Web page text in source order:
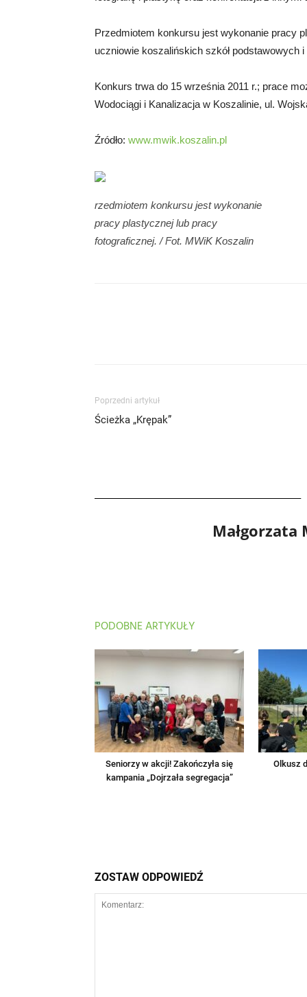
Przedmiotem konkursu jest wykonanie pracy
uczniowie koszalińskich szkół podstawowych
Konkurs trwa do 15 września 2011 r.; prace
Wodociągi i Kanalizacja w Koszalinie, ul.
Źródło: www.mwik.koszalin.pl
rzedmiotem konkursu jest wykonanie
pracy plastycznej lub pracy
fotograficznej. / Fot. MWiK Koszalin
Poprzedni artykuł
Ścieżka „Krępak”
Małgorzata
PODOBNE ARTYKUŁY
Seniorzy w akcji! Zakończyła się
kampania „Dojrzała segregacja”
Olkusz
ZOSTAW ODPOWIEDŹ